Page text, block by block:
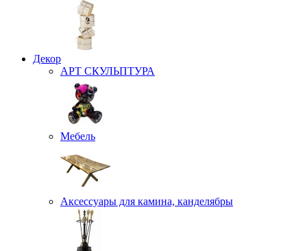
Декор
АРТ СКУЛЬПТУРА
Мебель
Аксессуары для камина, канделябры